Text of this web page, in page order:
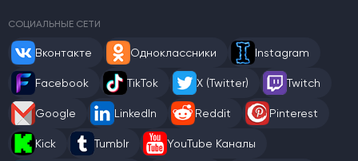
СОЦИАЛЬНЫЕ СЕТИ
Вконтакте Одноклассники Instagram
Facebook TikTok X (Twitter) Twitch
Google LinkedIn Reddit Pinterest
Kick Tumblr YouTube Каналы